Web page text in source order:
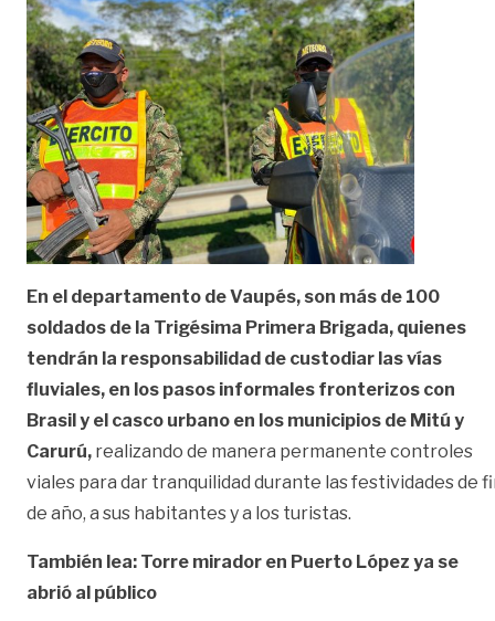
En el departamento de Vaupés, son más de 100
soldados de la Trigésima Primera Brigada, quienes
tendrán la responsabilidad de custodiar las vías
fluviales, en los pasos informales fronterizos con
Brasil y el casco urbano en los municipios de Mitú y
Carurú, realizando de manera permanente controles
viales para dar tranquilidad durante las festividades de
de año, a sus habitantes y a los turistas.
También lea: Torre mirador en Puerto López ya se
abrió al público